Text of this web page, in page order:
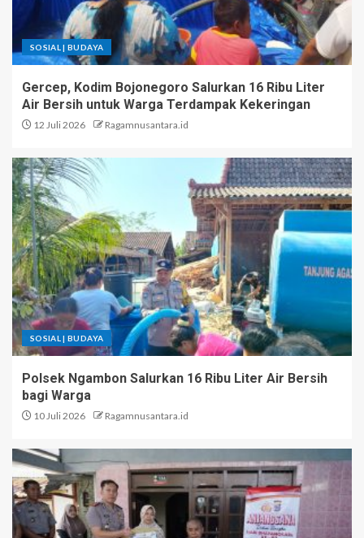
SOSIAL | BUDAYA
Gercep, Kodim Bojonegoro Salurkan 16 Ribu Liter
Air Bersih untuk Warga Terdampak Kekeringan
12 Juli 2026 Ragamnusantara.id
SOSIAL | BUDAYA
Polsek Ngambon Salurkan 16 Ribu Liter Air Bersih
bagi Warga
10 Juli 2026 Ragamnusantara.id